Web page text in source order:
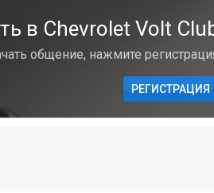
в Chevrolet Volt
общение, нажмите
РЕГИСТРАЦИЯ